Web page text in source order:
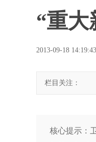
“重大
2013-09-18 14:19:43
栏目关注：
核心提示：